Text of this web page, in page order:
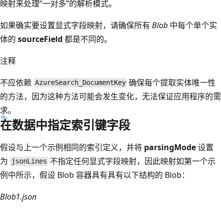
映射来处理“一对多”的解析模式。
如果确实要设置显式字段映射，请确保所有 Blob 中每个单个实
体的 sourceField 都是不同的。
注释
不应依赖 AzureSearch_DocumentKey 确保每个提取实体唯一性
的方法，因为这种方法可能会发生变化，无法保证应用程序的需
求。
在数据中指定索引键字段
假设与上一个示例相同的索引定义，并将 parsingMode设置
为
jsonLines 不指定任何显式字段映射，因此映射如第一个示
例中所示，假设 Blob 容器具有具有以下结构的 Blob：
Blob1.json